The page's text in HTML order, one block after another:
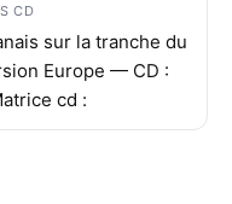
CD
sur la tranche du
Europe — CD :
cd :